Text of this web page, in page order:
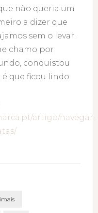
não queria um
a dizer que
sem o levar.
chamo por
conquistou
é que ficou lindo
artigo/navegar-